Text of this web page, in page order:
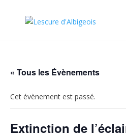
« Tous les Évènements
Cet évènement est passé.
Extinction de